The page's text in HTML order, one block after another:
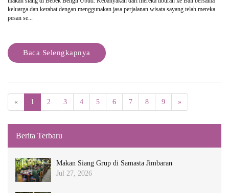
keluarga dan kerabat dengan menggunakan jasa perjalanan wisata sayang telah mereka
pesan se...
Baca Selengkapnya
« 1 2 3 4 5 6 7 8 9 »
Berita Terbaru
Makan Siang Grup di Samasta Jimbaran
Jul 27, 2026